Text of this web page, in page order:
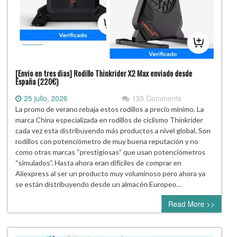
[Envio en tres dias] Rodillo Thinkrider X2 Max enviado desde
España (220€)
25 julio, 2026 135 Comments
La promo de verano rebaja estos rodillos a precio minimo. La
marca China especializada en rodillos de ciclismo Thinkrider
cada vez esta distribuyendo más productos a nivel global. Son
rodillos con potenciómetro de muy buena reputación y no
como otras marcas “prestigiosas” que usan potenciómetros
“simulados”. Hasta ahora eran difíciles de comprar en
Aliexpress al ser un producto muy voluminoso pero ahora ya
se están distribuyendo desde un almacén Europeo…
Read More >>